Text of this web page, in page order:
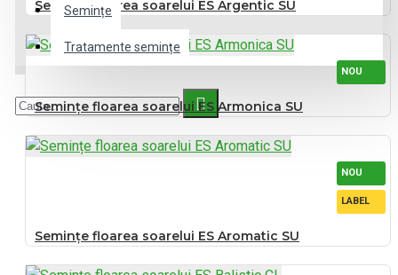
Semințe
Tratamente semințe
Semințe floarea soarelui ES Argentic SU
NOU
Semințe floarea soarelui ES Armonica SU
NOU
LABEL
Semințe floarea soarelui ES Aromatic SU